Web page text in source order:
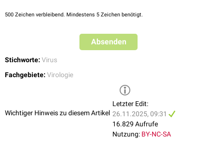
500 Zeichen verbleibend. Mindestens 5 Zeichen benötigt.
Absenden
Stichworte: Virus
Fachgebiete: Virologie
Wichtiger Hinweis zu diesem Artikel
Letzter Edit:
26.11.2025, 09:31
16.829 Aufrufe
Nutzung: BY-NC-SA